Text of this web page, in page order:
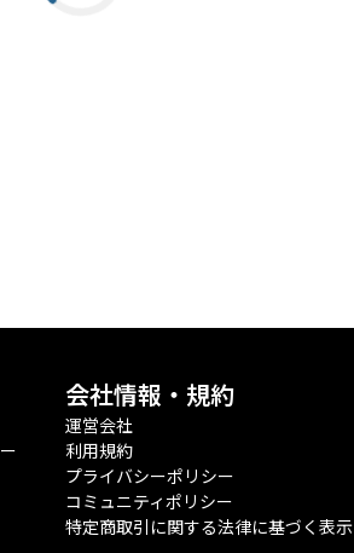
会社情報・規約
運営会社
利用規約
プライバシーポリシー
コミュニティポリシー
特定商取引に関する法律に基づく表示